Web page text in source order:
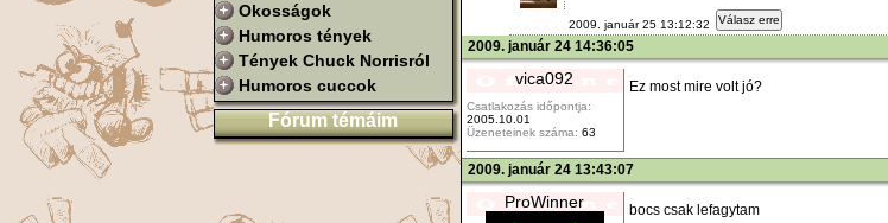
Okosságok
Humoros tények
Tények Chuck Norrisról
Humoros cuccok
Fórum témáim
2009. január 25 13:12:32 Válasz erre
2009. január 24 14:36:05
vica092
Csatlakozás időpontja:
2005.10.01
Üzeneteinek száma: 63
Ez most mire volt jó?
2009. január 24 13:43:07
ProWinner bocs csak lefagytam